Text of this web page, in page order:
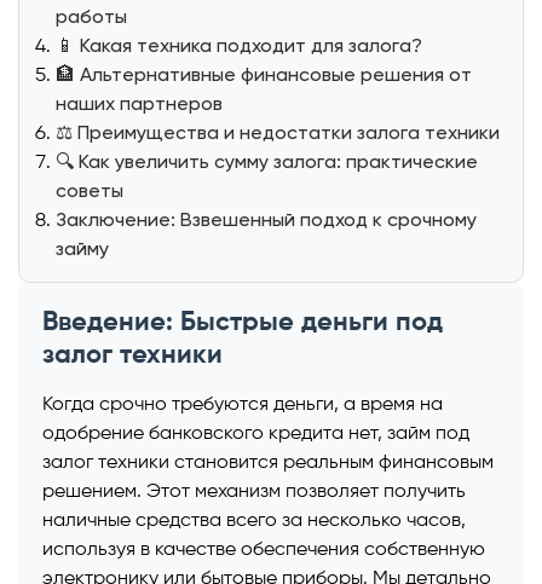
работы
📱 Какая техника подходит для залога?
🏦 Альтернативные финансовые решения от
наших партнеров
⚖️ Преимущества и недостатки залога техники
🔍 Как увеличить сумму залога: практические
советы
Заключение: Взвешенный подход к срочному
займу
Введение: Быстрые деньги под
залог техники
Когда срочно требуются деньги, а время на
одобрение банковского кредита нет, займ под
залог техники становится реальным финансовым
решением. Этот механизм позволяет получить
наличные средства всего за несколько часов,
используя в качестве обеспечения собственную
электронику или бытовые приборы. Мы детально